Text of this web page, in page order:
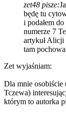
zet48 pisze:
będę tu
i podałem
numerze 7
artykuł Alicji
tam
Zet wyjaśniam:
Dla mnie
Tczewa)
którym to autorka